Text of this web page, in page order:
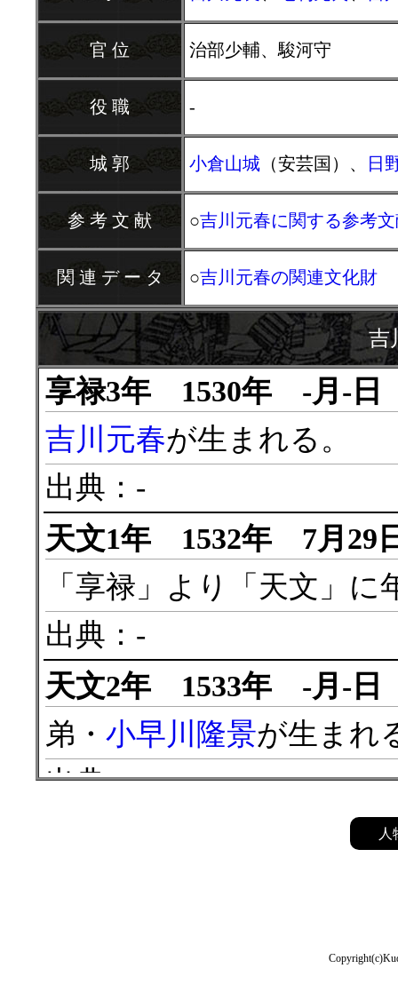
官 位 治部少輔、駿河守
役 職 -
城 郭 小倉山城 （安芸国）、 日
参 考 文 献 ○吉川元春に関する参考
関 連 デ ー タ ○吉川元春の関連文化財
吉
享禄3年 1530年 -月-
吉川元春が生まれる。
出典：-
天文1年 1532年 7月29
「享禄」より「天文」
出典：-
天文2年 1533年 -月-
弟・ 小早川隆景が生まれ
出典：-
天文9年 1540年 8月10
、尼子経貞、
尼
人